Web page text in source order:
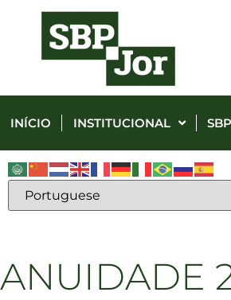
INÍCIO INSTITUCIONAL
ANUIDADE